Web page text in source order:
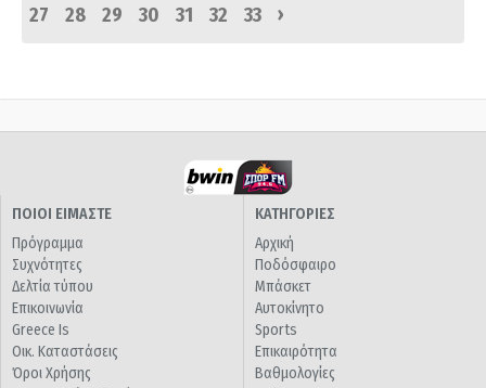
27
28 29 30 31 32 33 ›
ΠΟΙΟΙ ΕΙΜΑΣΤΕ
Πρόγραμμα
Συχνότητες
Δελτία τύπου
Επικοινωνία
Greece Is
Οικ. Καταστάσεις
Όροι Χρήσης
ΚΑΤΗΓΟΡΙΕΣ
Αρχική
Ποδόσφαιρο
Μπάσκετ
Αυτοκίνητο
Sports
Επικαιρότητα
Βαθμολογίες